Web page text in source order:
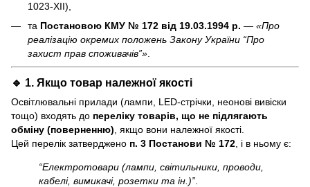
1023-XII),
та Постановою КМУ № 172 від 19.03.1994 р. — «Про
реалізацію окремих положень Закону України “Про
захист прав споживачів”».
🔹 1. Якщо товар належної якості
Освітлювальні прилади (лампи, LED-стрічки, неонові вивіски
тощо) входять до переліку товарів, що не підлягають
обміну (поверненню) , якщо вони належної якості.
Цей перелік затверджено п. 3 Постанови № 172 , і в ньому є:
“Електротовари (лампи, світильники, проводи,
кабелі, вимикачі, розетки та ін.)”